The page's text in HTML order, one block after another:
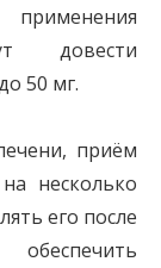
довести
50 мг.
приём
несколько
его после